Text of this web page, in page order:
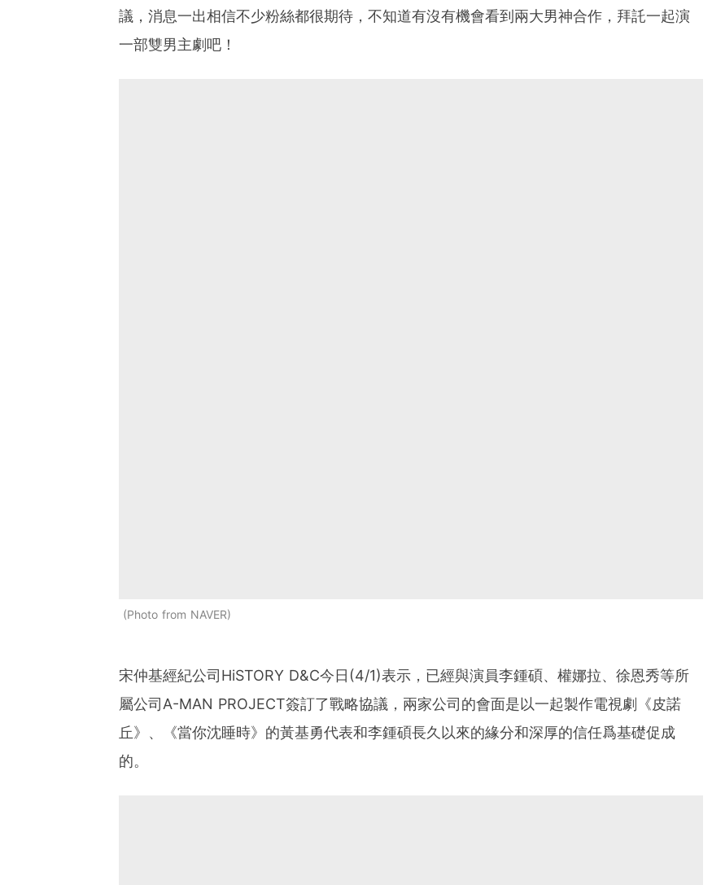
議，消息一出相信不少粉絲都很期待，不知道有沒有機會看到兩大男神合作，拜託一起演
一部雙男主劇吧！
Photo from NAVER
宋仲基經紀公司HiSTORY D&C今日(4/1)表示，已經與演員李鍾碩、權娜拉、徐恩秀等所
屬公司A-MAN PROJECT簽訂了戰略協議，兩家公司的會面是以一起製作電視劇《皮諾
丘》、《當你沈睡時》的黃基勇代表和李鍾碩長久以來的緣分和深厚的信任爲基礎促成
的。